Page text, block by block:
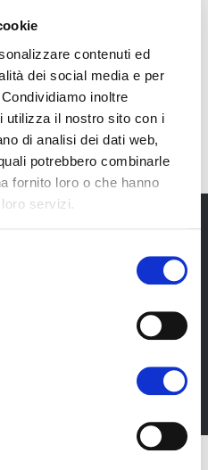
contenuti ed
dei social media e per
inoltre
utilizza il nostro sito con i
di analisi dei dati web,
potrebbero combinarle
fornito loro o che hanno
servizi.
stampa
stampa
2
3
Naturalmente senza